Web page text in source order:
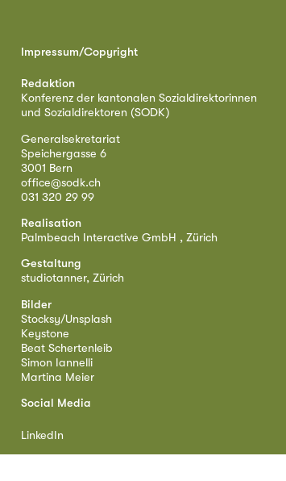
Impressum/Copyright
Redaktion
Konferenz der kantonalen Sozialdirektorinnen
und Sozialdirektoren (SODK)
Generalsekretariat
Speichergasse 6
3001 Bern
office@sodk.ch
031 320 29 99
Realisation
Palmbeach Interactive GmbH , Zürich
Gestaltung
studiotanner, Zürich
Bilder
Stocksy/Unsplash
Keystone
Beat Schertenleib
Simon Iannelli
Martina Meier
Social Media
LinkedIn